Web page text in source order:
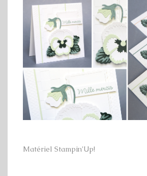
Matériel Stampin’Up!